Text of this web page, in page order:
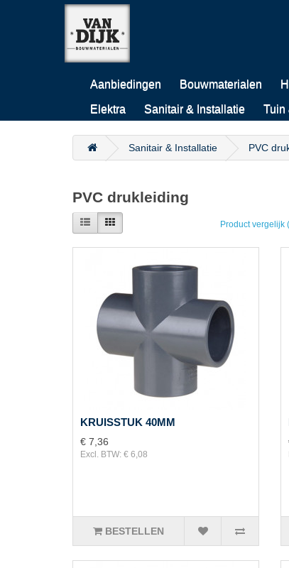
Aanbiedingen Bouwmaterialen
Elektra Sanitair & Installatie Tuin
Sanitair & Installatie PVC
PVC drukleiding
Product vergelijk
KRUISSTUK 40MM
€ 7,36
Excl. BTW: € 6,08
BESTELLEN